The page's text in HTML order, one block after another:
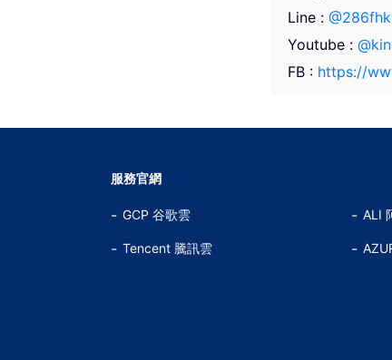
Line :
Youtube :
FB : https://
服務官網
GCP 谷歌雲 ALI
Tencent 騰訊雲